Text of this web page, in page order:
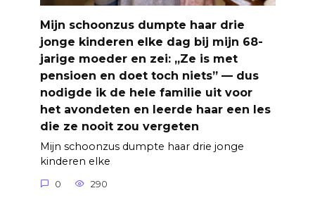
Mijn schoonzus dumpte haar drie
jonge kinderen elke dag bij mijn 68-
jarige moeder en zei: „Ze is met
pensioen en doet toch niets” — dus
nodigde ik de hele familie uit voor
het avondeten en leerde haar een les
die ze nooit zou vergeten
Mijn schoonzus dumpte haar drie jonge
kinderen elke
0 290